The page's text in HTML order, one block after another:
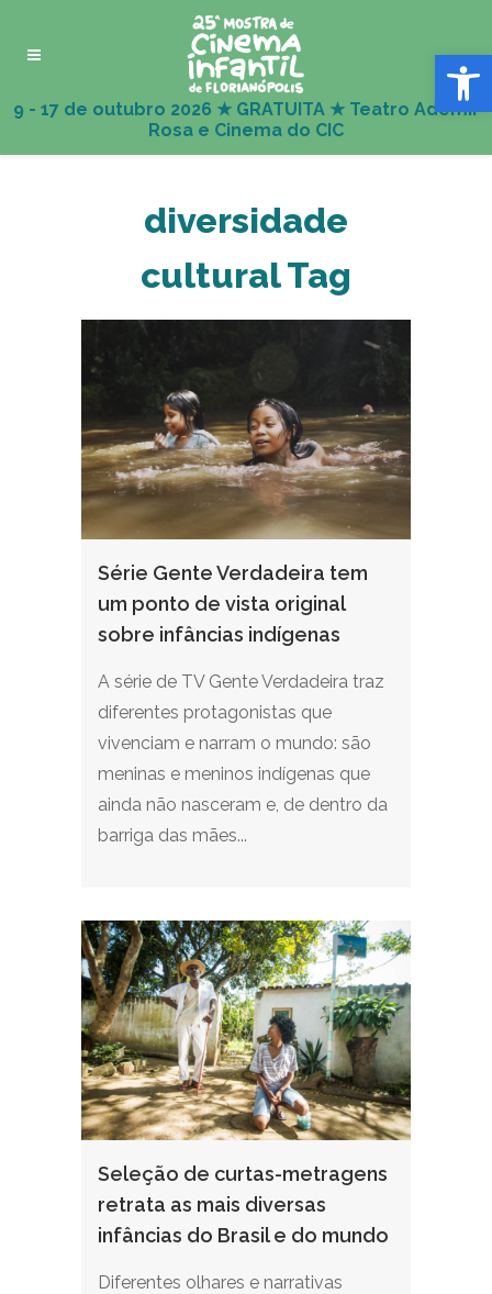
Abrir
diversidade
cultural Tag
Série Gente Verdadeira tem
um ponto de vista original
sobre infâncias indígenas
A série de TV Gente Verdadeira traz
diferentes protagonistas que
vivenciam e narram o mundo: são
meninas e meninos indígenas que
ainda não nasceram e, de dentro da
barriga das mães...
Seleção de curtas-metragens
retrata as mais diversas
infâncias do Brasil e do mundo
Diferentes olhares e narrativas